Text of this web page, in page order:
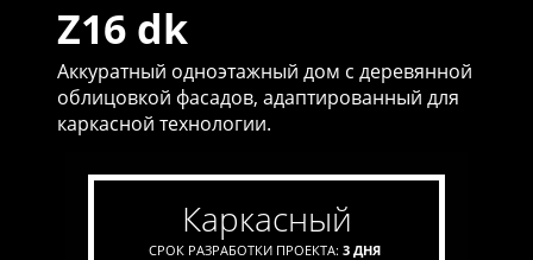
Z16 dk
Аккуратный одноэтажный дом с деревянной
облицовкой фасадов, адаптированный для
каркасной технологии.
каркасный
СРОК РАЗРАБОТКИ ПРОЕКТА: 3 ДНЯ